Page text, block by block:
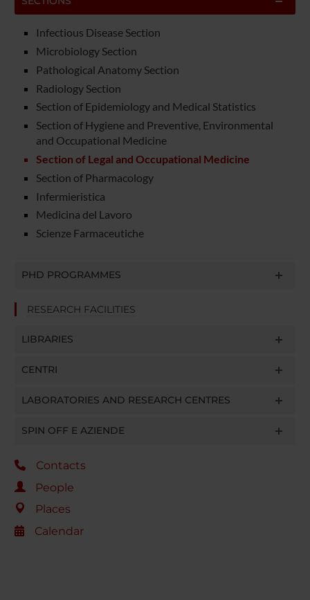
Infectious Disease Section
Microbiology Section
Pathological Anatomy Section
Radiology Section
Section of Epidemiology and Medical Statistics
Section of Hygiene and Preventive, Environmental
and Occupational Medicine
Section of Legal and Occupational Medicine
Section of Pharmacology
Infermieristica
Medicina del Lavoro
Scienze Farmaceutiche
PHD PROGRAMMES
RESEARCH FACILITIES
LIBRARIES
CENTRI
LABORATORIES AND RESEARCH CENTRES
SPIN OFF E AZIENDE
Contacts
People
Places
Calendar